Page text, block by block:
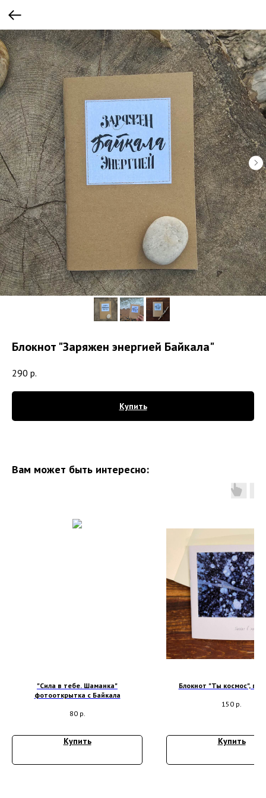
Блокнот "Заряжен энергией Байкала"
290 р.
Купить
Вам может быть интересно:
"Сила в тебе. Шаманка"
фотооткрытка с Байкала
80 р.
Купить
Блокнот "Ты космос",
150 р.
Купить